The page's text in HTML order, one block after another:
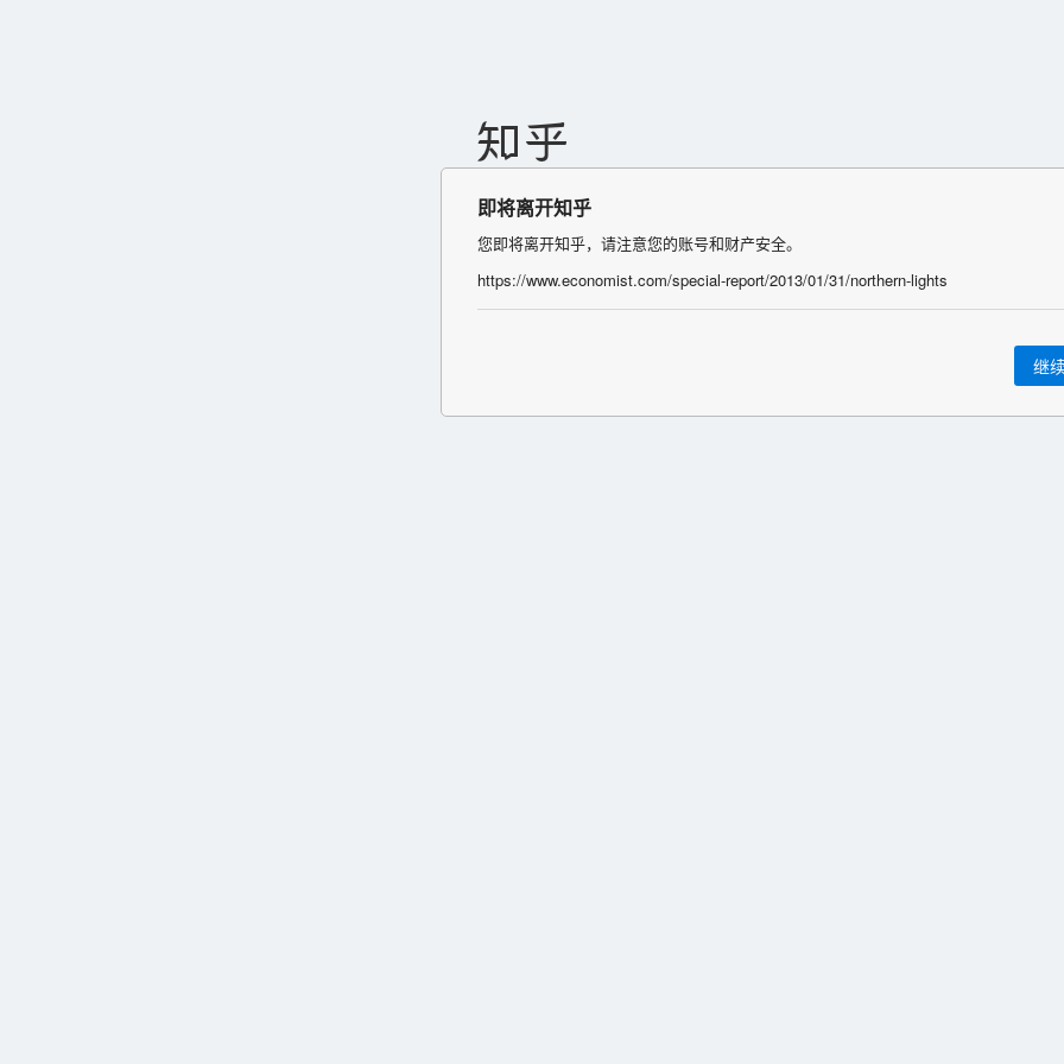
即将离开知乎
您即将离开知乎，请注意您的账号和财产安全。
https://www.economist.com/special-report/2013/01/31/northern-lights
继